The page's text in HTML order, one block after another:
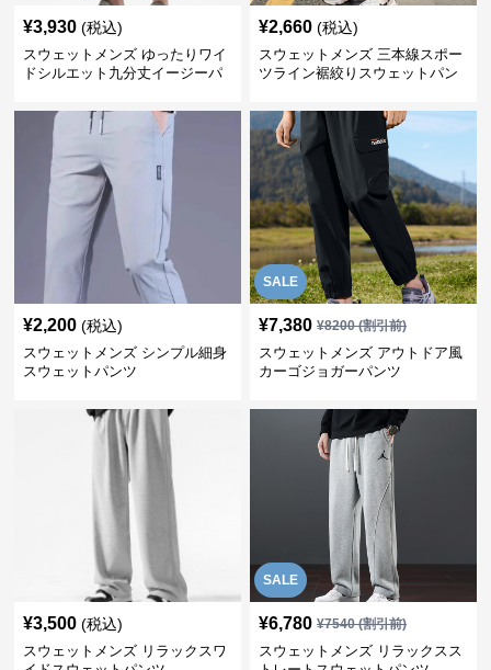
¥3,930 (税込)
スウェットメンズ ゆったりワイ
ドシルエット九分丈イージーパ
¥2,660 (税込)
スウェットメンズ 三本線スポー
ツライン裾絞りスウェットパン
¥2,200 (税込)
スウェットメンズ シンプル細身
スウェットパンツ
SALE
¥7,380 ¥8200(割引前)
スウェットメンズ アウトドア風
カーゴジョガーパンツ
¥3,500 (税込)
スウェットメンズ リラックスワ
SALE
¥6,780 ¥7540(割引前)
スウェットメンズ リラックスス